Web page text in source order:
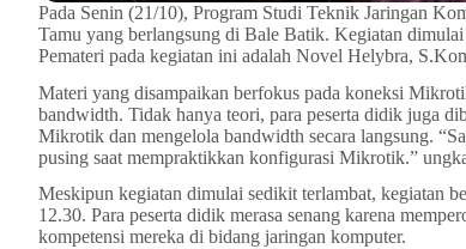
Pada Senin (21/10), Program Studi Teknik Jaringan
Tamu yang berlangsung di Bale Batik. Kegiatan
Pemateri pada kegiatan ini adalah Novel Helybra,
Materi yang disampaikan berfokus pada koneksi
bandwidth. Tidak hanya teori, para peserta didik juga
Mikrotik dan mengelola bandwidth secara langsung.
pusing saat mempraktikkan konfigurasi Mikrotik.”
Meskipun kegiatan dimulai sedikit terlambat, kegiatan
12.30. Para peserta didik merasa senang karena
kompetensi mereka di bidang jaringan komputer.